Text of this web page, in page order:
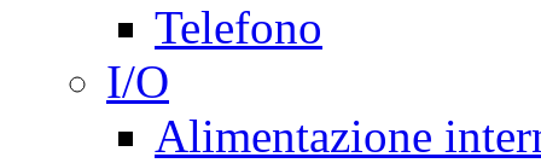
Telefono
I/O
Alimentazione